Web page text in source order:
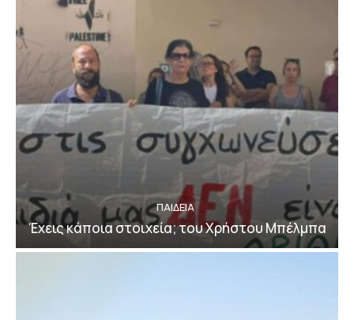
ΠΑΙΔΕΙΑ
Έχεις κάποια στοιχεία; του Χρήστου Μπέλμπα